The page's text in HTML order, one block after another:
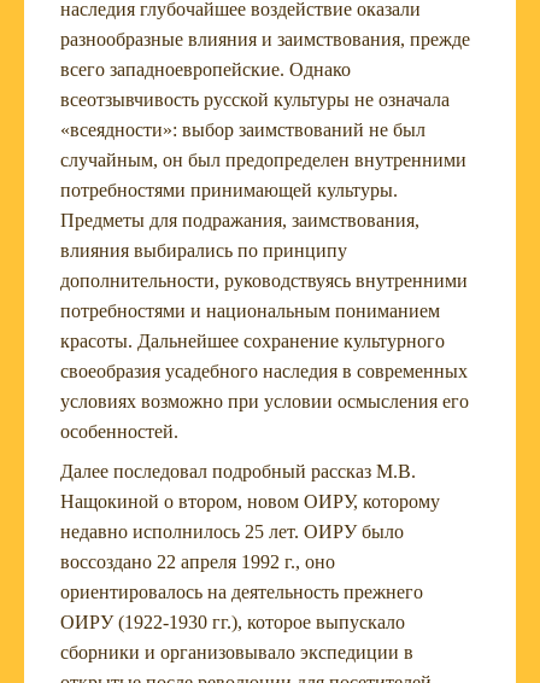
наследия глубочайшее воздействие оказали
разнообразные влияния и заимствования, прежде
всего западноевропейские. Однако
всеотзывчивость русской культуры не означала
«всеядности»: выбор заимствований не был
случайным, он был предопределен внутренними
потребностями принимающей культуры.
Предметы для подражания, заимствования,
влияния выбирались по принципу
дополнительности, руководствуясь внутренними
потребностями и национальным пониманием
красоты. Дальнейшее сохранение культурного
своеобразия усадебного наследия в современных
условиях возможно при условии осмысления его
особенностей.
Далее последовал подробный рассказ М.В.
Нащокиной о втором, новом ОИРУ, которому
недавно исполнилось 25 лет. ОИРУ было
воссоздано 22 апреля 1992 г., оно
ориентировалось на деятельность прежнего
ОИРУ (1922-1930 гг.), которое выпускало
сборники и организовывало экспедиции в